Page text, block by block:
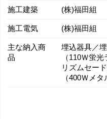
施工建築 (株)福田組
施工電気 (株)福田組
主な納入商
品
埋込器具／
（110Ｗ蛍
リズムセー
（400Ｗメ